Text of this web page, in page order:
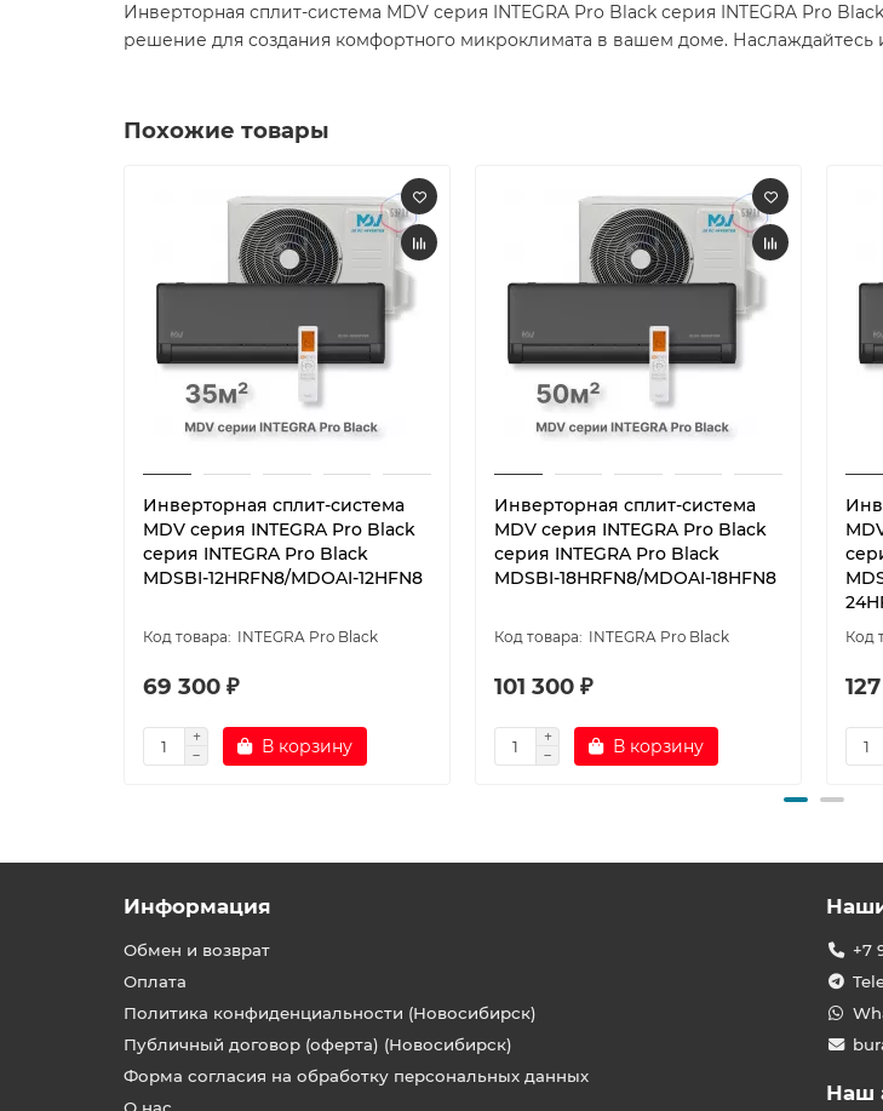
Инверторная сплит-система MDV серия INTEGRA Pro Black серия INTEGRA Pro
решение для создания комфортного микроклимата в вашем доме.
Похожие товары
Инверторная сплит-система
MDV серия INTEGRA Pro Black
серия INTEGRA Pro Black
MDSBI-12HRFN8/MDOAI-12HFN8
INTEGRA Pro Black
69 300 ₽
В корзину
Инверторная сплит-система
MDV серия INTEGRA Pro Black
серия INTEGRA Pro Black
MDSBI-18HRFN8/MDOAI-18HFN8
INTEGRA Pro Black
101 300 ₽
В корзину
Информация
Обмен и возврат
Оплата
Политика конфиденциальности (Новосибирск)
Публичный договор (оферта) (Новосибирск)
Форма согласия на обработку персональных данных
+7
Наш